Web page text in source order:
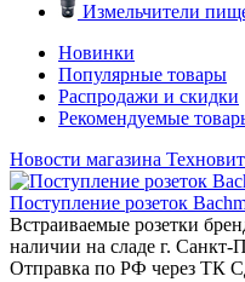
Измельчители
Новинки
Популярные товары
Распродажи и скидки
Рекомендуемые
Новости магазина
Поступление розеток
Встраиваемые розетки
наличии на сладе г. Санкт-
Отправка по РФ через ТК